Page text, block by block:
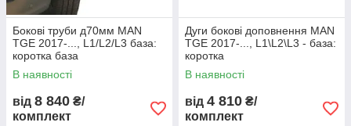
Бокові труби д70мм MAN
TGE 2017-..., L1/L2/L3 база:
коротка база
В наявності
від 8 840 ₴/
комплект
Дуги бокові доповнення MAN
TGE 2017-..., L1\L2\L3 - база:
коротка
В наявності
від 4 810 ₴/
комплект